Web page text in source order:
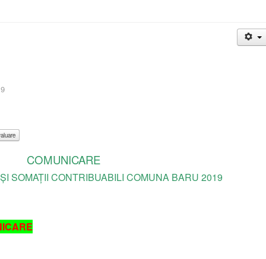
COMUNICARE
SOMAȚII CONTRIBUABILI COMUNA BARU 2019